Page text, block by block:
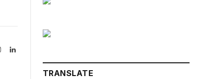
InstagramLinkedIn
TRANSLATE